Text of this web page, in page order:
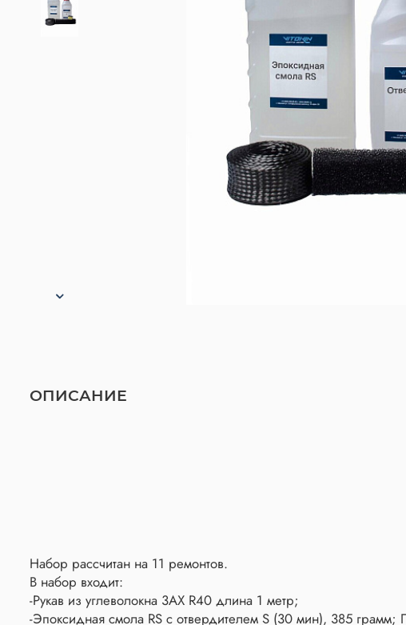
ОПИСАНИЕ
Набор рассчитан на 11 ремонтов.
В набор входит:
-Рукав из углеволокна 3AX R40 длина 1 метр;
-Эпоксидная смола RS с отвердителем S (30 мин), 385